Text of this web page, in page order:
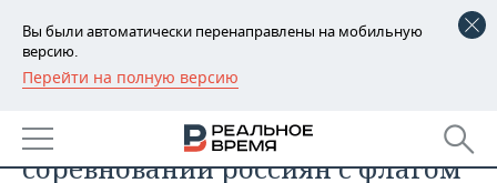
Вы были автоматически перенаправлены на мобильную
версию.
Перейти на полную версию
РЕГИОНЫ
БАШКОРТОСТАН
НОВОСТИ
МОК не будет допускать до
соревнований россиян с флагом